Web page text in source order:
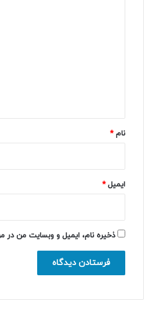
نام*
ایمیل*
ذخیره نام، ایمیل و وبسایت من در